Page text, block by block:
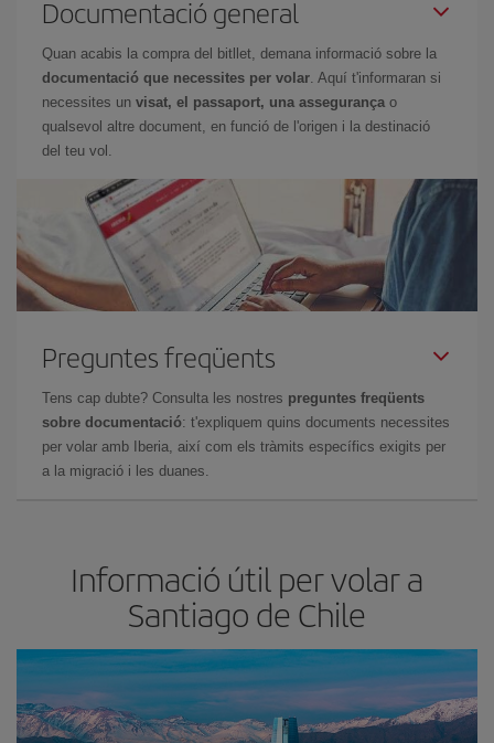
Documentació general
Quan acabis la compra del bitllet, demana informació sobre la
documentació que necessites per volar. Aquí t'informaran si
necessites un visat, el passaport, una assegurança o
qualsevol altre document, en funció de l'origen i la destinació
del teu vol.
Preguntes freqüents
Tens cap dubte? Consulta les nostres preguntes freqüents
sobre documentació: t'expliquem quins documents necessites
per volar amb Iberia, així com els tràmits específics exigits per
a la migració i les duanes.
Informació útil per volar a
Santiago de Chile